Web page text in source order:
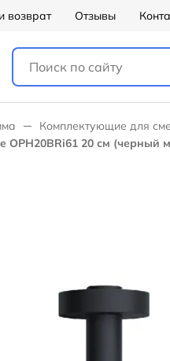
возврат Отзывы
Комплектующие для
20 см (черный